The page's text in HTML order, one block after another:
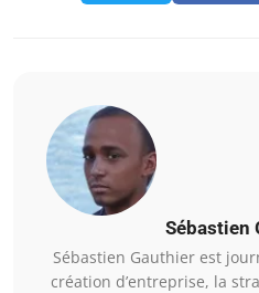
Sébastien
Sébastien Gauthier est
création d’entreprise, la